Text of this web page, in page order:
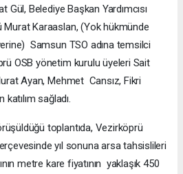
Gül, Belediye Başkan Yardımcısı
Murat Karaaslan, (Yok hükmünde
Samsun TSO adına temsilci
OSB yönetim kurulu üyeleri Sait
Ayan, Mehmet Cansız, Fikri
sağladı.
toplantıda, Vezirköprü
yıl sonuna arsa tahsislileri
metre kare fiyatının yaklaşık 450